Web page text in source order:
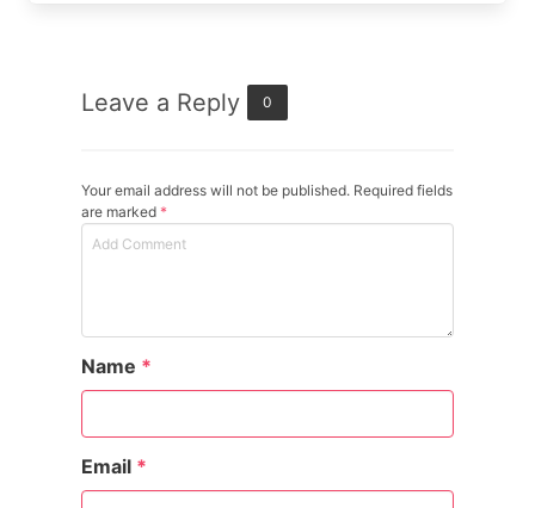
Leave a Reply 0
Your email address will not be published. Required fields
are marked *
Name *
Email *